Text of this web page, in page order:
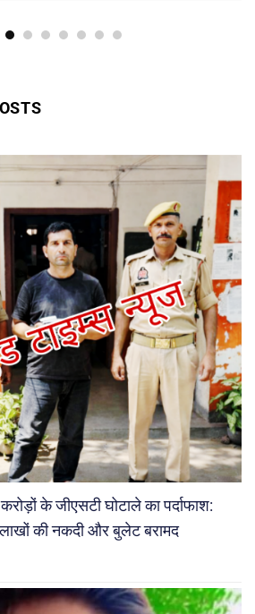
के जीएसटी घोटाले का पर्दाफाश:
लाखों की नकदी और बुलेट बरामद